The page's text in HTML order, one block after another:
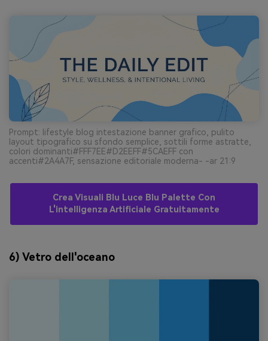
Prompt: lifestyle blog intestazione banner grafico, pulito
layout tipografico su sfondo semplice, sottili forme astratte,
colori dominanti#FFF7EE#D2EEFF#5CAEFF con
accenti#2A4A7F, sensazione editoriale moderna- -ar 21:9
Crea Visuali Blu Luce Blu Palette Con
L'intelligenza Artificiale Gratuitamente
6) Vetro dell'oceano